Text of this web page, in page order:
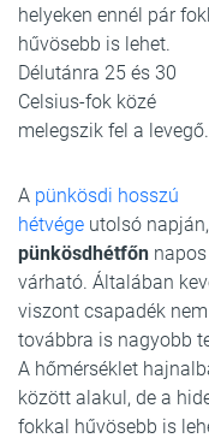
helyeken ennél pár
hűvösebb is lehet.
Délutánra 25 és 30
Celsius-fok közé
melegszik fel a levegő.
A pünkösdi hosszú
hétvége utolsó napján,
pünkösdhétfőn
várható. Általában
viszont csapadék
továbbra is nagyobb
A hőmérséklet
között alakul, de a
fokkal hűvösebb is